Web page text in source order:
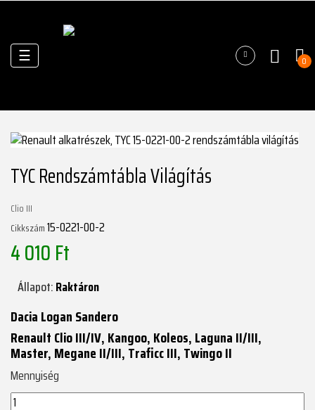
Váltás
a
☰ 0
TYC Rendszámtábla Világítás
Clio III
Cikkszám15-0221-00-2
4 010 Ft
Állapot:Raktáron
Dacia Logan Sandero
Renault Clio III/IV, Kangoo, Koleos, Laguna II/III,
Master, Megane II/III, Traficc III, Twingo II
Mennyiség